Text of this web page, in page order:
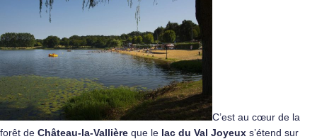
C’est au cœur de la
forêt de Château-la-Vallière que le lac du Val Joyeux s’étend sur